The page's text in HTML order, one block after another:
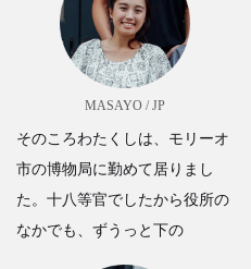
MASAYO / JP
そのころわたくしは、モリーオ
市の博物局に勤めて居りまし
た。十八等官でしたから役所の
なかでも、ずうっと下の